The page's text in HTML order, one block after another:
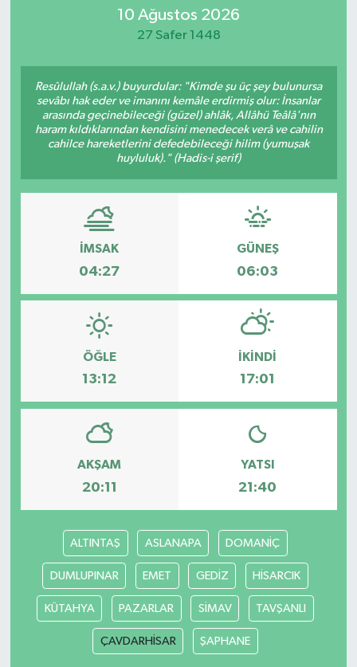
10 Ağustos 2026
27 Safer 1448
Resûlullah (s.a.v.) buyurdular: "Kimde şu üç şey bulunursa
sevâbı hak eder ve imanını kemâle erdirmiş olur: İnsanlar
arasında geçinebileceği (güzel) ahlâk, Allâhü Teâlâ'nın
haram kıldıklarından kendisini menedecek verâ ve cahilin
cahilce hareketlerini defedebileceği hilim (yumuşak
huyluluk)." (Hadis-i şerif)
İMSAK
04:27
GÜNEŞ
06:03
ÖĞLE
13:12
İKINDI
17:01
AKŞAM
20:11
YATSI
21:40
ALTINTAŞ ASLANAPA DOMANİÇ
DUMLUPINAR EMET GEDİZ HİSARCIK
KÜTAHYA PAZARLAR SİMAV TAVŞANLI
ÇAVDARHİSAR ŞAPHANE